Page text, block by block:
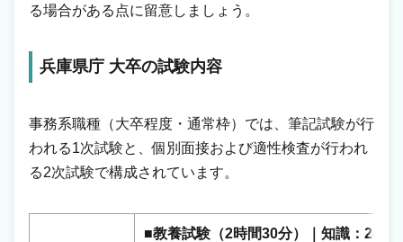
る場合がある点に留意しましょう。
兵庫県庁 大卒の試験内容
事務系職種（大卒程度・通常枠）では、筆記試験が行
われる1次試験と、個別面接および適性検査が行われ
る2次試験で構成されています。
■教養試験（2時間30分）｜知識：24題